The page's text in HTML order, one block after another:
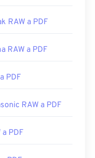
RAW a PDF
RAW a PDF
PDF
RAW a PDF
a PDF